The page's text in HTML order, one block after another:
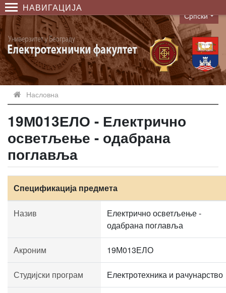
НАВИГАЦИЈА
Language
Српски
Насловна
19М013ЕЛО - Електрично
осветљење - одабрана
поглавља
Спецификација предмета
Назив
Електрично осветљење -
одабрана поглавља
Акроним 19М013ЕЛО
Студијски програм Електротехника и рачунарство